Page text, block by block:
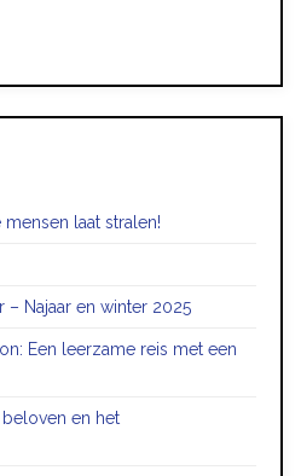
laat stralen!
Najaar en winter 2025
Een leerzame reis met een
beloven en het